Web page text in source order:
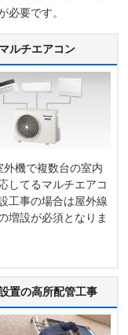
必要です。
マルチエアコン
外機で複数台の室内
してるマルチエアコ
工事の場合は屋外線
増設が必須となりま
置の高所配管工事